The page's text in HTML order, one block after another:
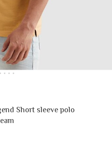
Short sleeve polo